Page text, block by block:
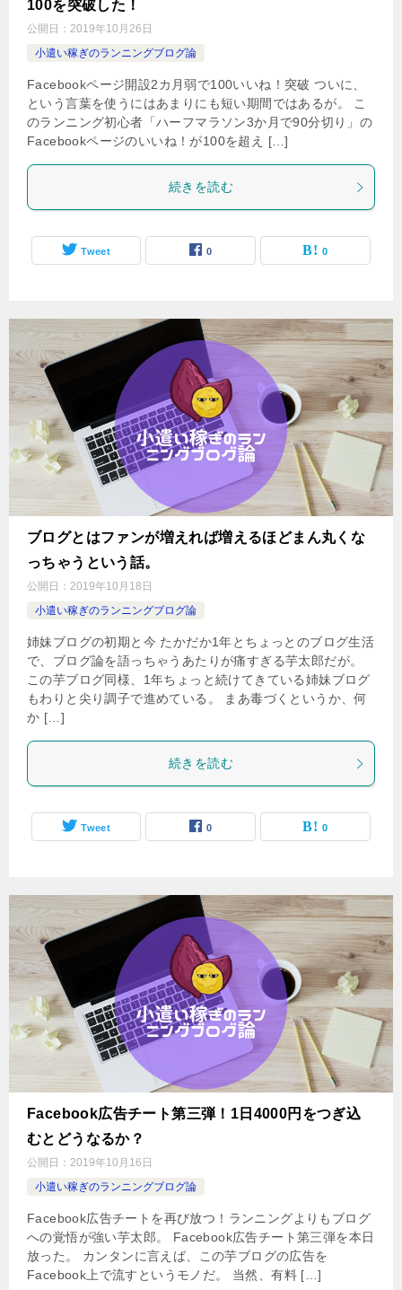
100を突破した！
公開日： 2019年10月26日
小遣い稼ぎのランニングブログ論
Facebookページ開設2カ月弱で100いいね！突破 ついに、
という言葉を使うにはあまりにも短い期間ではあるが。 こ
のランニング初心者「ハーフマラソン3か月で90分切り」の
Facebookページのいいね！が100を超え […]
続きを読む
Tweet 0 0
ブログとはファンが増えれば増えるほどまん丸くな
っちゃうという話。
公開日： 2019年10月18日
小遣い稼ぎのランニングブログ論
姉妹ブログの初期と今 たかだか1年とちょっとのブログ生活
で、ブログ論を語っちゃうあたりが痛すぎる芋太郎だが。
この芋ブログ同様、1年ちょっと続けてきている姉妹ブログ
もわりと尖り調子で進めている。 まあ毒づくというか、何
か […]
続きを読む
Tweet 0 0
Facebook広告チート第三弾！1日4000円をつぎ込
むとどうなるか？
公開日： 2019年10月16日
小遣い稼ぎのランニングブログ論
Facebook広告チートを再び放つ！ランニングよりもブログ
への覚悟が強い芋太郎。 Facebook広告チート第三弾を本日
放った。 カンタンに言えば、この芋ブログの広告を
Facebook上で流すというモノだ。 当然、有料 […]